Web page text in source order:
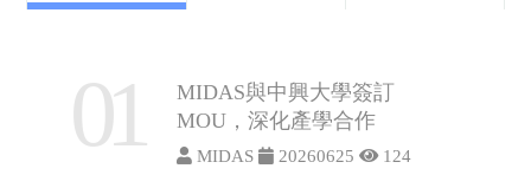
01
MIDAS與中興大學簽訂
MOU，深化產學合作
MIDAS 20260625 124